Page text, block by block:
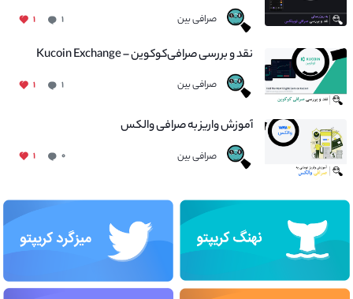
صرافی بین ۱ ۱
نقد و بررسی صرافی‌کوکوین – Kucoin Exchange
صرافی بین ۱ ۱
آموزش واریز به صرافی والکس
صرافی بین ۰ ۱